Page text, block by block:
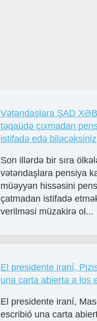
Vətəndaşlara ŞAD
təqaüdə çıxmadan
istifadə edə biləcəksiniz
Son illərdə bir sıra
vətəndaşlara pensiya
müəyyən hissəsini
çatmadan istifadə
verilməsi müzakirə ol...
El presidente iraní,
una carta abierta a los
El presidente iraní,
escribió una carta